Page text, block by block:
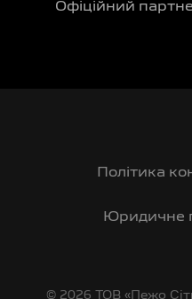
Офіційний
Політика
Юридичне
© 2026 ТОВ «Пежо